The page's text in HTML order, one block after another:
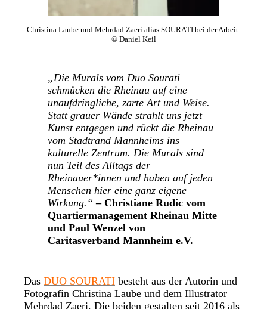
Christina Laube und Mehrdad Zaeri alias SOURATI bei der Arbeit.
© Daniel Keil
„Die Murals vom Duo Sourati
schmücken die Rheinau auf eine
unaufdringliche, zarte Art und Weise.
Statt grauer Wände strahlt uns jetzt
Kunst entgegen und rückt die Rheinau
vom Stadtrand Mannheims ins
kulturelle Zentrum. Die Murals sind
nun Teil des Alltags der
Rheinauer*innen und haben auf jeden
Menschen hier eine ganz eigene
Wirkung.“– Christiane Rudic vom
Quartiermanagement Rheinau Mitte
und Paul Wenzel von
Caritasverband Mannheim e.V.
Das DUO SOURATI besteht aus der Autorin und
Fotografin Christina Laube und dem Illustrator
Mehrdad Zaeri. Die beiden gestalten seit 2016 als